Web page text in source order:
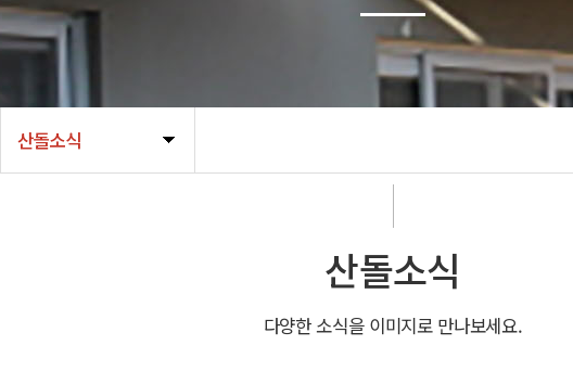
산돌소식
산돌소식
다양한 소식을 이미지로 만나보세요.